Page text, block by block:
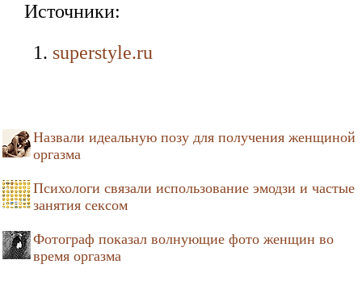
Источники:
superstyle.ru
Назвали идеальную позу для получения женщиной
оргазма
Психологи связали использование эмодзи и частые
занятия сексом
Фотограф показал волнующие фото женщин во
время оргазма